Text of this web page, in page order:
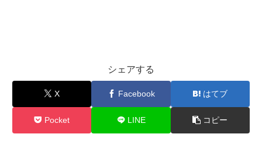
シェアする
X Facebook はてブ
Pocket LINE コピー